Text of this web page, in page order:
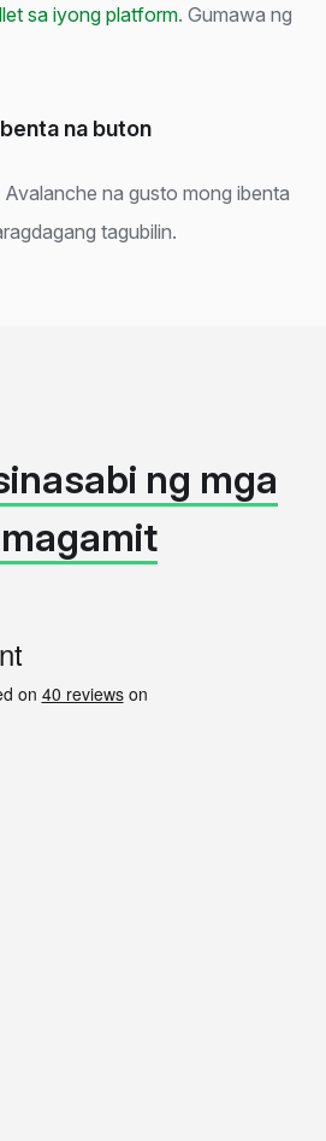
sa iyong platform. Gumawa ng
na buton
na gusto mong ibenta
tagubilin.
ng mga